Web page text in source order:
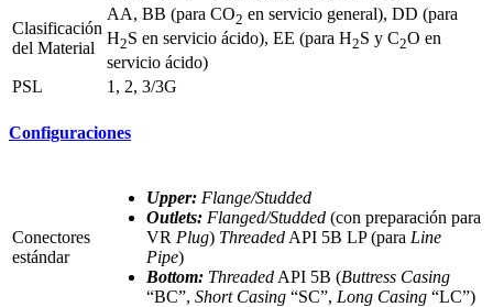
Clasificación
del Material
AA, BB (para CO2 en servicio general), DD (para
H2S en servicio ácido), EE (para H2S y C2O en
servicio ácido)
PSL
1, 2, 3/3G
Configuraciones
Conectores
estándar
Upper: Flange/Studded
Outlets: Flanged/Studded (con preparación para
VR Plug) Threaded API 5B LP (para Line
Pipe)
Bottom: Threaded API 5B (Buttress Casing
“BC”, Short Casing “SC”, Long Casing “LC”)